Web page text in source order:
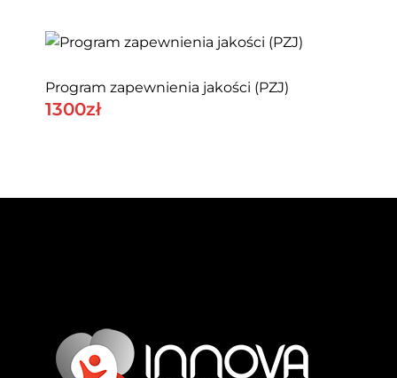
Program zapewnienia jakości (PZJ)
1300Zł